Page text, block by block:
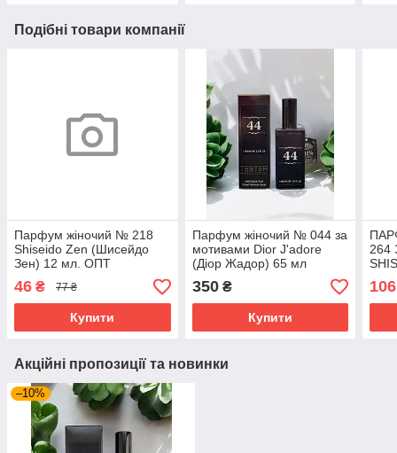
Подібні товари компанії
Парфум жіночий № 218
Shiseido Zen (Шисейдо
Зен) 12 мл. ОПТ
46 ₴ 77 ₴
Купити
Парфум жіночий № 044 за
мотивами Dior J'adore
(Діор Жадор) 65 мл
350₴
Купити
ОПТ
106
Акційні пропозиції та новинки
–10%